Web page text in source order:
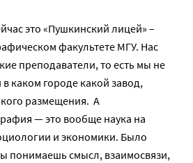
это «Пушкинский лицей» –
факультете МГУ. Нас
преподаватели, то есть мы не
каком городе какой завод,
размещения. А
— это вообще наука на
и экономики. Было
понимаешь смысл, взаимосвязи,